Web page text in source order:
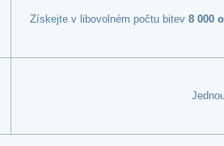
Získejte v libovolném počtu bitev 8 000